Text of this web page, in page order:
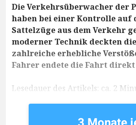
Die Verkehrsüberwacher der
haben bei einer Kontrolle auf
Sattelzüge aus dem Verkehr
moderner Technik deckten
zahlreiche erhebliche
Fahrer endete die Fahrt
Lesedauer des Artikels: ca. 2